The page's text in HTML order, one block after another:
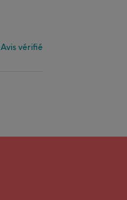
Avis vérifié